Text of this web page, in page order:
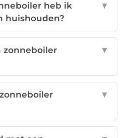
heb ik
huishouden?
▼
zonneboiler
▼
▼